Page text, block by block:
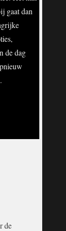
gaat dan
de dag
de